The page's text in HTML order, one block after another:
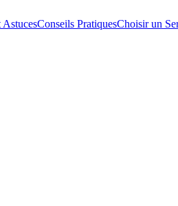
AstucesConseils PratiquesChoisir un